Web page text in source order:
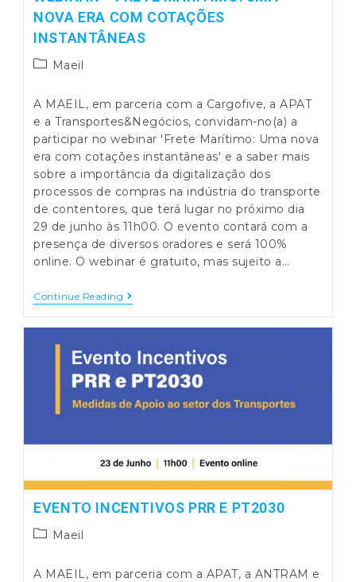
NOVA ERA COM COTAÇÕES
INSTANTÂNEAS
PostMaeil
A MAEIL, em parceria com a Cargofive, a APAT
e a Transportes&Negócios, convidam-no(a) a
participar no webinar 'Frete Marítimo: Uma nova
era com cotações instantâneas' e a saber mais
sobre a importância da digitalização dos
processos de compras na indústria do transporte
de contentores, que terá lugar no próximo dia
29 de junho às 11h00. O evento contará com a
presença de diversos oradores e será 100%
online. O webinar é gratuito, mas sujeito a…
Continue Reading Webinar
–
Uma
Nova
Era
Com
Cotações
Instantâneas
EVENTO INCENTIVOS PRR E PT2030
PostMaeil
A MAEIL, em parceria com a APAT, a ANTRAM e